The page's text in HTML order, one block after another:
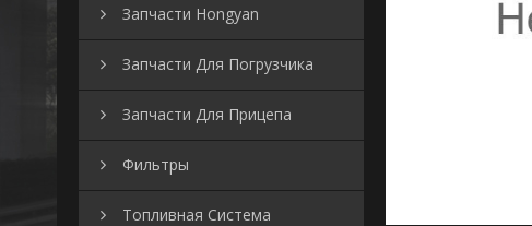
Запчасти Hongyan
Запчасти Для Погрузчика
Запчасти Для Прицепа
Фильтры
Топливная Система